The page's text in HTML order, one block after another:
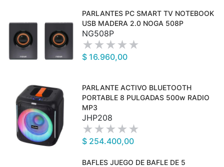
PARLANTES PC SMART TV NOTEBOOK
USB MADERA 2.0 NOGA 508P
NG508P
$ 16.960,00
PARLANTE ACTIVO BLUETOOTH
PORTABLE 8 PULGADAS 500w RADIO
MP3
JHP208
$ 254.400,00
BAFLES JUEGO DE BAFLE DE 5